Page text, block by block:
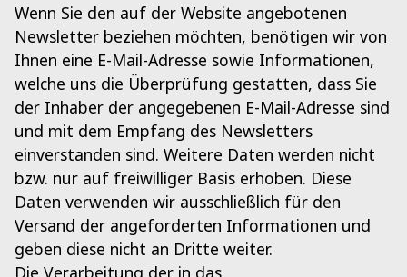
Wenn Sie den auf der Website angebotenen
Newsletter beziehen möchten, benötigen wir von
Ihnen eine E-Mail-Adresse sowie Informationen,
welche uns die Überprüfung gestatten, dass Sie
der Inhaber der angegebenen E-Mail-Adresse sind
und mit dem Empfang des Newsletters
einverstanden sind. Weitere Daten werden nicht
bzw. nur auf freiwilliger Basis erhoben. Diese
Daten verwenden wir ausschließlich für den
Versand der angeforderten Informationen und
geben diese nicht an Dritte weiter.
Die Verarbeitung der in das